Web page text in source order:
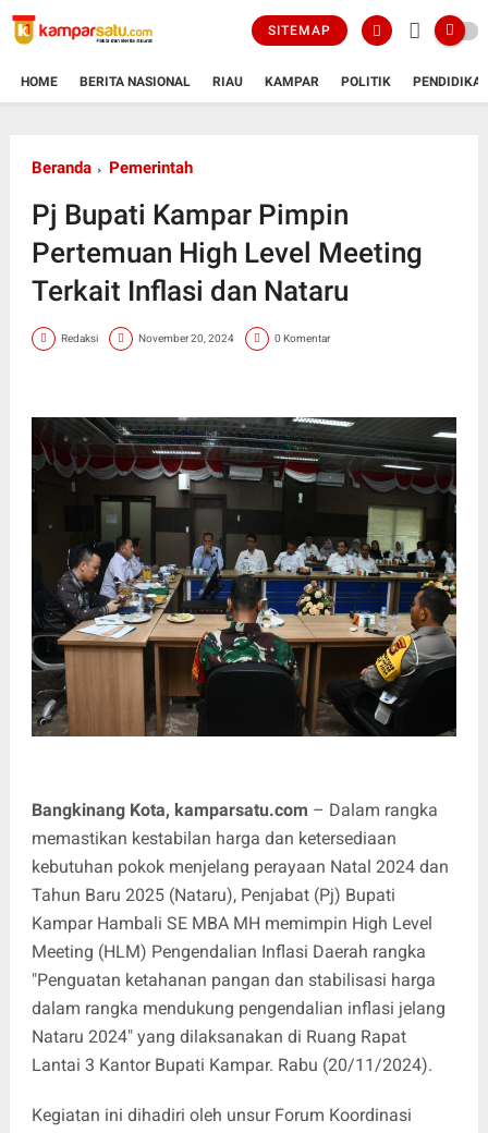
SITEMAP
HOME BERITA NASIONAL RIAU KAMPAR POLITIK
Beranda Pemerintah
Pj Bupati Kampar Pimpin
Pertemuan High Level Meeting
Terkait Inflasi dan Nataru
Redaksi November 20, 2024 0 Komentar
Bangkinang Kota, kamparsatu.com – Dalam rangka
memastikan kestabilan harga dan ketersediaan
kebutuhan pokok menjelang perayaan Natal 2024 dan
Tahun Baru 2025 (Nataru), Penjabat (Pj) Bupati
Kampar Hambali SE MBA MH memimpin High Level
Meeting (HLM) Pengendalian Inflasi Daerah rangka
"Penguatan ketahanan pangan dan stabilisasi harga
dalam rangka mendukung pengendalian inflasi jelang
Nataru 2024" yang dilaksanakan di Ruang Rapat
Lantai 3 Kantor Bupati Kampar. Rabu (20/11/2024).
Kegiatan ini dihadiri oleh unsur Forum Koordinasi